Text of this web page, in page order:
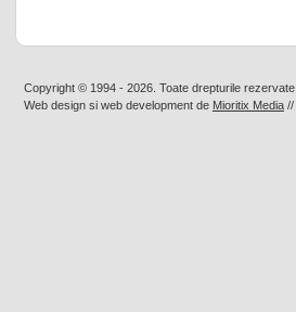
Copyright © 1994 - 2026. Toate drepturile rezervate
Web design si web development de Mioritix Media //